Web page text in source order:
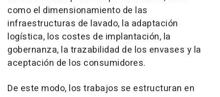
como el dimensionamiento de las
infraestructuras de lavado, la adaptación
logística, los costes de implantación, la
gobernanza, la trazabilidad de los envases y la
aceptación de los consumidores.
De este modo, los trabajos se estructuran en